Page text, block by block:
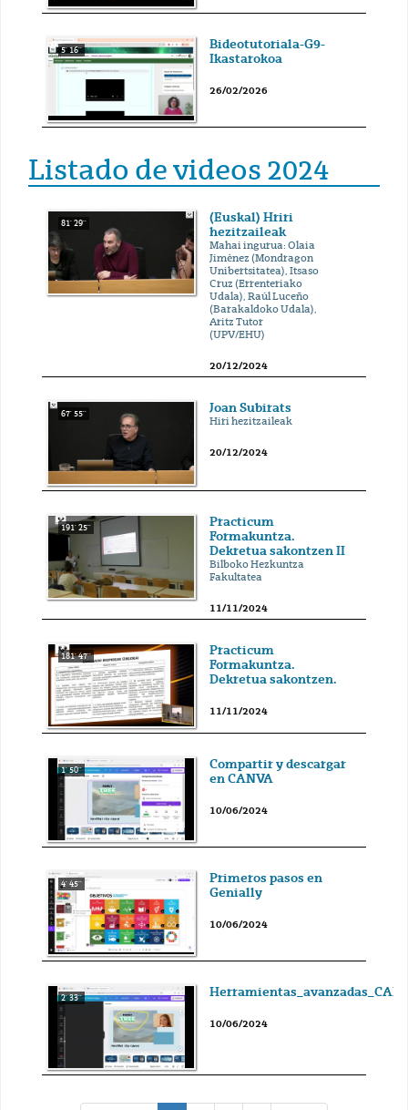
5' 16''
Bideotutoriala-G9-
Ikastarokoa
26/02/2026
Listado de videos 2024
81' 29''
(Euskal) Hriri
hezitzaileak
Mahai ingurua: Olaia
Jiménez (Mondragon
Unibertsitatea), Itsaso
Cruz (Errenteriako
Udala), Raúl Luceño
(Barakaldoko Udala),
Aritz Tutor
(UPV/EHU)
20/12/2024
67' 55'' Joan Subirats
Hiri hezitzaileak
20/12/2024
191' 25''
Practicum
Formakuntza.
Dekretua sakontzen II
Bilboko Hezkuntza
Fakultatea
11/11/2024
181' 47''
Practicum
Formakuntza.
Dekretua sakontzen.
11/11/2024
1' 50''
Compartir y descargar
en CANVA
10/06/2024
4' 45''
Primeros pasos en
Genially
10/06/2024
2' 33''
10/06/2024